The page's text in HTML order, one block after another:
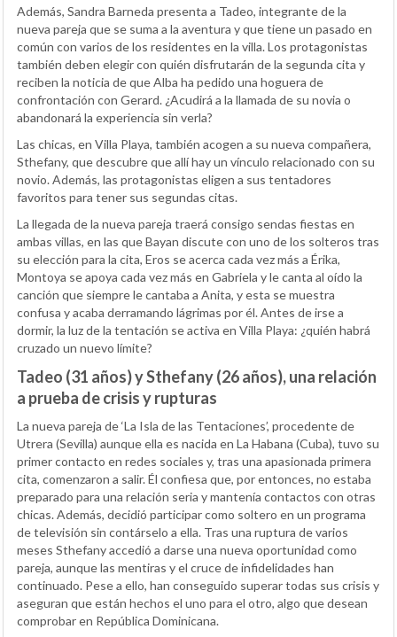
Además, Sandra Barneda presenta a Tadeo, integrante de la
nueva pareja que se suma a la aventura y que tiene un pasado en
común con varios de los residentes en la villa. Los protagonistas
también deben elegir con quién disfrutarán de la segunda cita y
reciben la noticia de que Alba ha pedido una hoguera de
confrontación con Gerard. ¿Acudirá a la llamada de su novia o
abandonará la experiencia sin verla?
Las chicas, en Villa Playa, también acogen a su nueva compañera,
Sthefany, que descubre que allí hay un vínculo relacionado con su
novio. Además, las protagonistas eligen a sus tentadores
favoritos para tener sus segundas citas.
La llegada de la nueva pareja traerá consigo sendas fiestas en
ambas villas, en las que Bayan discute con uno de los solteros tras
su elección para la cita, Eros se acerca cada vez más a Érika,
Montoya se apoya cada vez más en Gabriela y le canta al oído la
canción que siempre le cantaba a Anita, y esta se muestra
confusa y acaba derramando lágrimas por él. Antes de irse a
dormir, la luz de la tentación se activa en Villa Playa: ¿quién habrá
cruzado un nuevo límite?
Tadeo (31 años) y Sthefany (26 años), una relación
a prueba de crisis y rupturas
La nueva pareja de ‘La Isla de las Tentaciones’, procedente de
Utrera (Sevilla) aunque ella es nacida en La Habana (Cuba), tuvo su
primer contacto en redes sociales y, tras una apasionada primera
cita, comenzaron a salir. Él confiesa que, por entonces, no estaba
preparado para una relación seria y mantenía contactos con otras
chicas. Además, decidió participar como soltero en un programa
de televisión sin contárselo a ella. Tras una ruptura de varios
meses Sthefany accedió a darse una nueva oportunidad como
pareja, aunque las mentiras y el cruce de infidelidades han
continuado. Pese a ello, han conseguido superar todas sus crisis y
aseguran que están hechos el uno para el otro, algo que desean
comprobar en República Dominicana.